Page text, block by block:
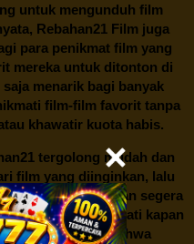
untuk mengunduh film
Rebahan21 Film juga
para penikmat film yang
mereka untuk ditonton di
menarik bagi banyak
film-film favorit tanpa
khawatir kuota habis.
tergolong mudah dan
film yang diinginkan, lalu
Film tersebut akan segera
siap untuk dinikmati kapan
perlu diingat bahwa